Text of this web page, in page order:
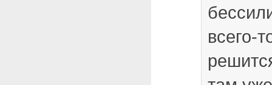
всего-